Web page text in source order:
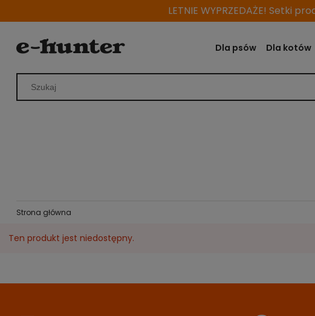
LETNIE WYPRZEDAŻE! Setki
Dla psów Dla kotów
Strona główna
Ten produkt jest niedostępny.